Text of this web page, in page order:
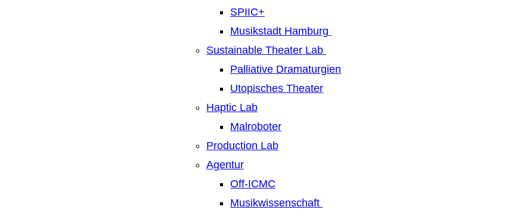
SPIIC+
Musikstadt Hamburg
Sustainable Theater Lab
Palliative Dramaturgien
Utopisches Theater
Haptic Lab
Malroboter
Production Lab
Agentur
Off-ICMC
Musikwissenschaft